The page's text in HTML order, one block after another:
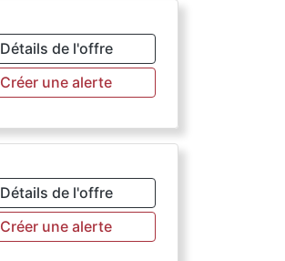
Détails de l'offre
Créer une alerte
Détails de l'offre
Créer une alerte